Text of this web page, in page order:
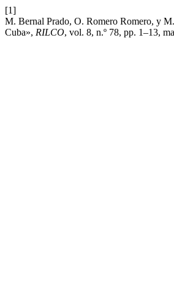
[1]
M. Bernal Prado, O. Romero Romero, y
Cuba», RILCO, vol. 8, n.º 78, pp. 1–13,